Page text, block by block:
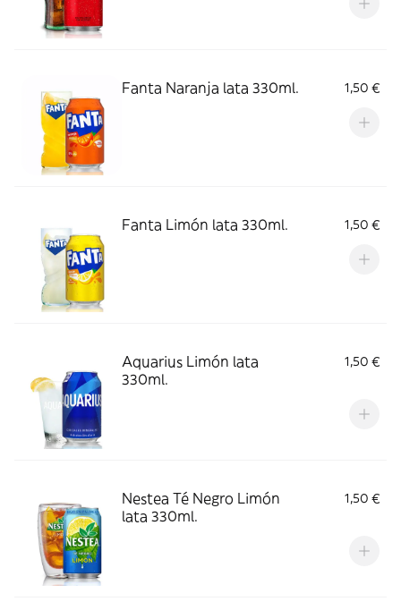
Fanta Naranja lata 330ml. 1,50 €
Fanta Limón lata 330ml. 1,50 €
Aquarius Limón lata
330ml.
1,50 €
Nestea Té Negro Limón
lata 330ml.
1,50 €